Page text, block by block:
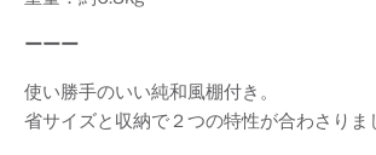
ーーー
使い勝手のいい純和風棚付き。
省サイズと収納で２つの特性が合わさりま